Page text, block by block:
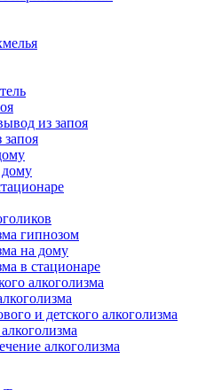
из запоя
гипнозом
на дому
в стационаре
алкоголизма
и детского алкоголизма
алкоголизма